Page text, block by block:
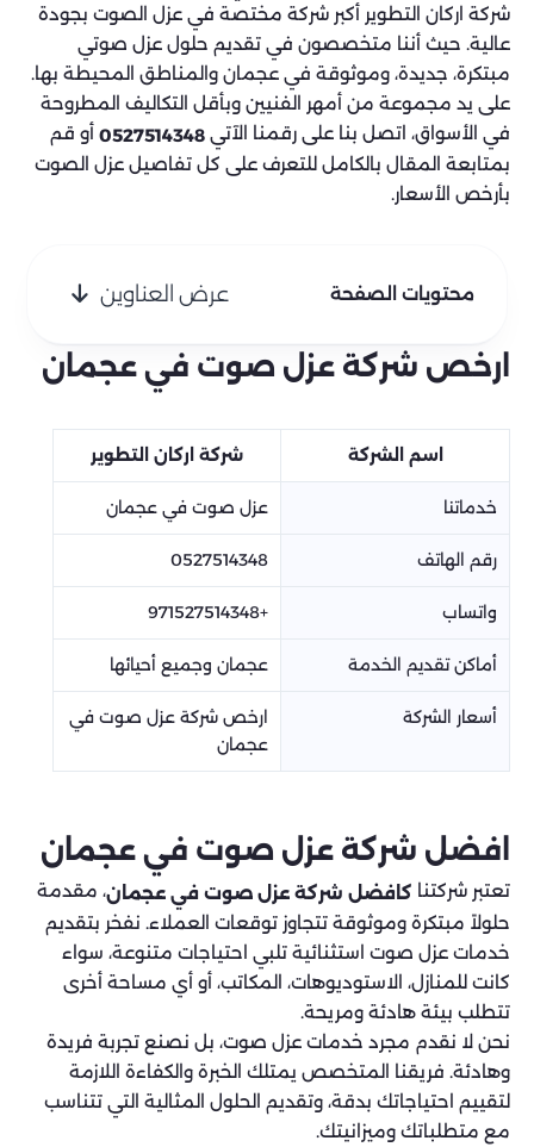
شركة اركان التطوير أكبر شركة مختصة في عزل الصوت بجودة
عالية. حيث أننا متخصصون في تقديم حلول عزل صوتي
مبتكرة، جديدة، وموثوقة في عجمان والمناطق المحيطة بها.
على يد مجموعة من أمهر الفنيين وبأقل التكاليف المطروحة
في الأسواق، اتصل بنا على رقمنا الآتي 0527514348 أو قم
بمتابعة المقال بالكامل للتعرف على كل تفاصيل عزل الصوت
بأرخص الأسعار.
محتويات الصفحة عرض العناوين
ارخص شركة عزل صوت في عجمان
اسم الشركة شركة اركان التطوير
خدماتنا عزل صوت في عجمان
رقم الهاتف 0527514348
واتساب +971527514348
أماكن تقديم الخدمة عجمان وجميع أحيائها
أسعار الشركة
ارخص شركة عزل صوت في
عجمان
افضل شركة عزل صوت في عجمان
تعتبر شركتنا كافضل شركة عزل صوت في عجمان، مقدمة
حلولاً مبتكرة وموثوقة تتجاوز توقعات العملاء. نفخر بتقديم
خدمات عزل صوت استثنائية تلبي احتياجات متنوعة، سواء
كانت للمنازل، الاستوديوهات، المكاتب، أو أي مساحة أخرى
تتطلب بيئة هادئة ومريحة.
نحن لا نقدم مجرد خدمات عزل صوت، بل نصنع تجربة فريدة
وهادئة. فريقنا المتخصص يمتلك الخبرة والكفاءة اللازمة
لتقييم احتياجاتك بدقة، وتقديم الحلول المثالية التي تتناسب
مع متطلباتك وميزانيتك.